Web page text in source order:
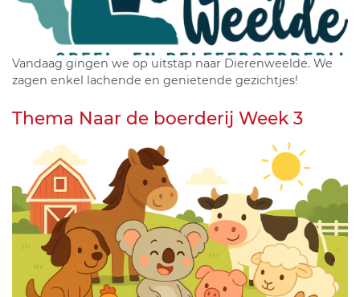
Vandaag gingen we op uitstap naar Dierenweelde. We
zagen enkel lachende en genietende gezichtjes!
Thema Naar de boerderij Week 3